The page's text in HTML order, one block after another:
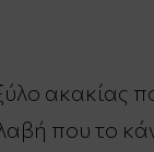
ακακίας
που το